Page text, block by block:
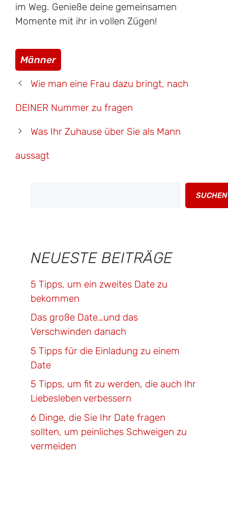
im Weg. Genieße deine gemeinsamen
Momente mit ihr in vollen Zügen!
Kategorien
Männer
Wie man eine Frau dazu bringt, nach
DEINER Nummer zu fragen
Was Ihr Zuhause über Sie als Mann
aussagt
SUCHEN
NEUESTE BEITRÄGE
5 Tipps, um ein zweites Date zu
bekommen
Das große Date…und das
Verschwinden danach
5 Tipps für die Einladung zu einem
Date
5 Tipps, um fit zu werden, die auch Ihr
Liebesleben verbessern
6 Dinge, die Sie Ihr Date fragen
sollten, um peinliches Schweigen zu
vermeiden